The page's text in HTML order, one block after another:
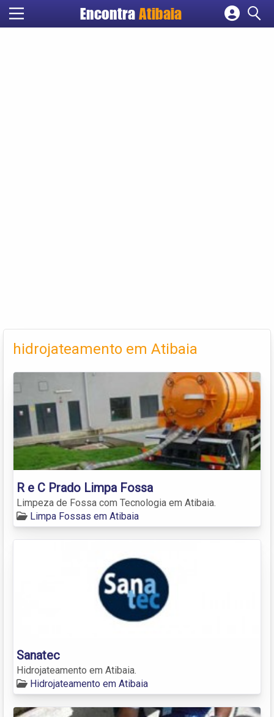
Encontra Atibaia
hidrojateamento em Atibaia
R e C Prado Limpa Fossa
Limpeza de Fossa com Tecnologia em Atibaia.
Limpa Fossas em Atibaia
Sanatec
Hidrojateamento em Atibaia.
Hidrojateamento em Atibaia